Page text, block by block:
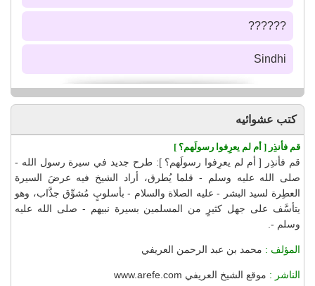
??????
Sindhi
كتب عشوائيه
قم فأنذِر [ أم لم يعرِفوا رسولَهم؟ ]
قم فأنذِر [ أم لم يعرِفوا رسولَهم؟ ]: طرح جديد في سيرة رسول الله -
صلى الله عليه وسلم - قلما يُطرق، أراد الشيخ فيه عرضَ السيرة
العطِرة لسيد البشر - عليه الصلاة والسلام - بأسلوبٍ مُشوِّق جذَّاب، وهو
يتأسَّف على جهل كثيرٍ من المسلمين بسيرة نبيهم - صلى الله عليه
وسلم -.
المؤلف : محمد بن عبد الرحمن العريفي
الناشر : موقع الشيخ العريفي www.arefe.com